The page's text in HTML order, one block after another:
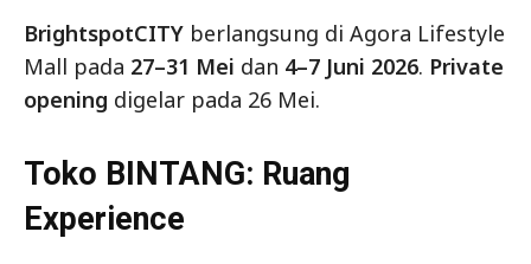
BrightspotCITY berlangsung di Agora Lifestyle
Mall pada 27–31 Mei dan 4–7 Juni 2026. Private
opening digelar pada 26 Mei.
Toko BINTANG: Ruang
Experience